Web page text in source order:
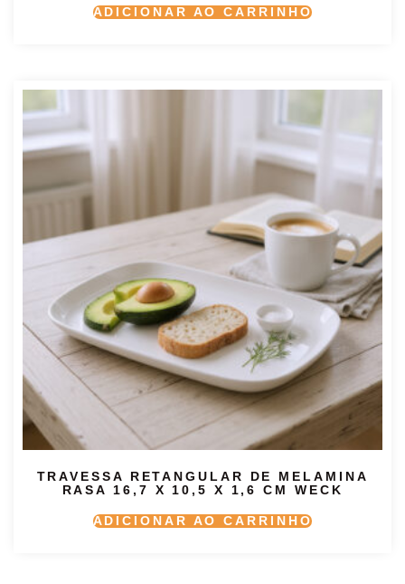
ADICIONAR AO CARRINHO
TRAVESSA RETANGULAR DE MELAMINA
RASA 16,7 X 10,5 X 1,6 CM WECK
ADICIONAR AO CARRINHO